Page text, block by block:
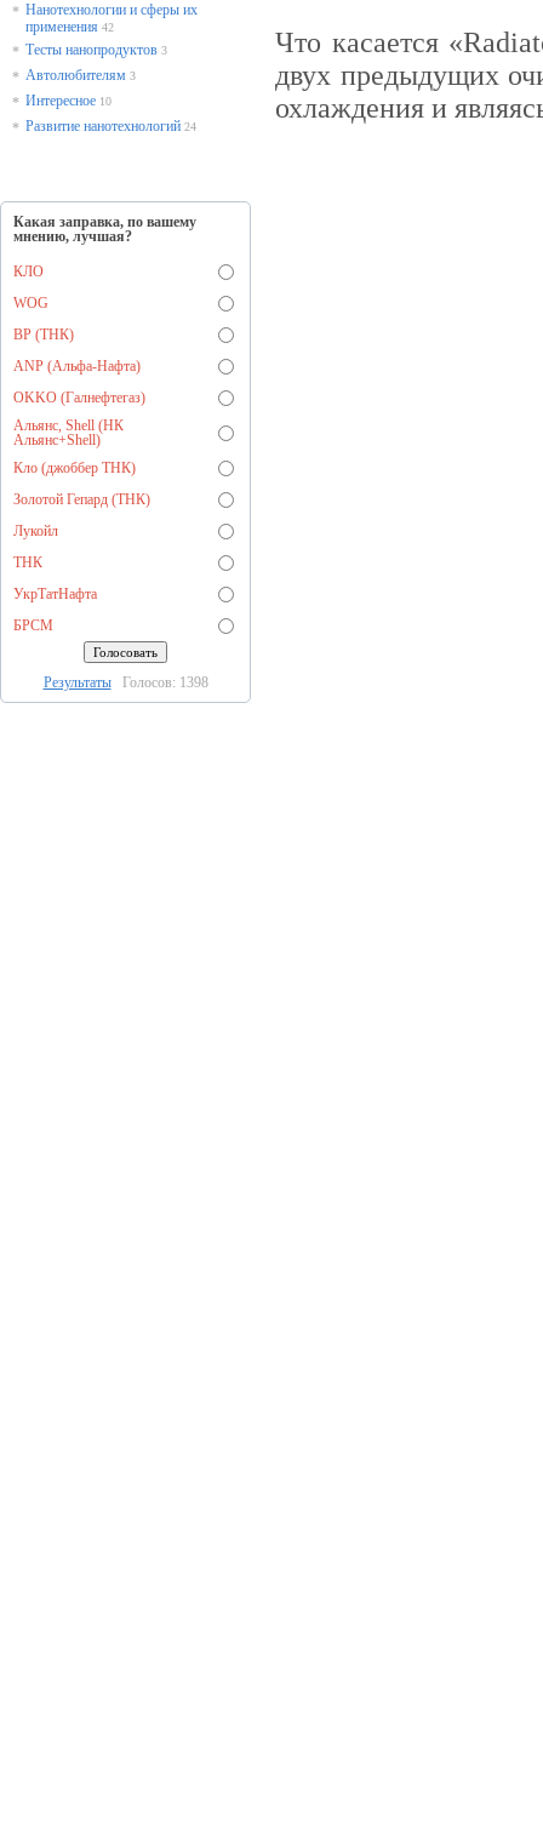
* Нанотехнологии и сферы их
применения 42
* Тесты нанопродуктов 3
* Автолюбителям 3
* Интересное 10
* Развитие нанотехнологий 24
Какая заправка, по вашему
мнению, лучшая?
КЛО
WOG
BP (ТНК)
ANP (Альфа-Нафта)
OKKO (Галнефтегаз)
Альянс, Shell (НК
Альянс+Shell)
Кло (джоббер ТНК)
Золотой Гепард (ТНК)
Лукойл
ТНК
УкрТатНафта
БРСМ
РезультатыГолосов: 1398
Что касается
двух предыдущих
охлаждения и